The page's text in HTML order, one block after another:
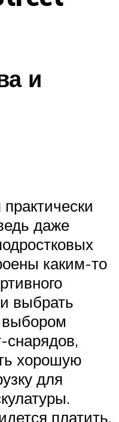
и
даже
каким-то
выбрать
выбором
снарядов,
хорошую
для
платить,